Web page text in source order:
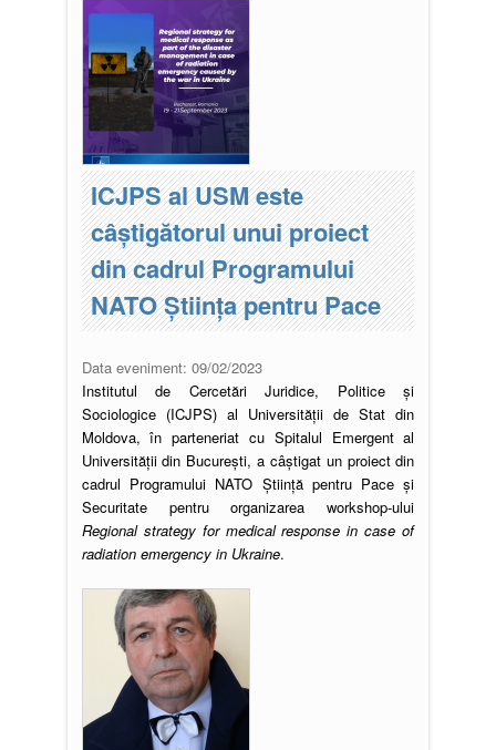
ICJPS al USM este
câștigătorul unui proiect
din cadrul Programului
NATO Știința pentru Pace
Data eveniment: 09/02/2023
Institutul de Cercetări Juridice, Politice și
Sociologice (ICJPS) al Universității de Stat din
Moldova, în parteneriat cu Spitalul Emergent al
Universității din București, a câștigat un proiect din
cadrul Programului NATO Știință pentru Pace și
Securitate pentru organizarea workshop-ului
Regional strategy for medical response in case of
radiation emergency in Ukraine.